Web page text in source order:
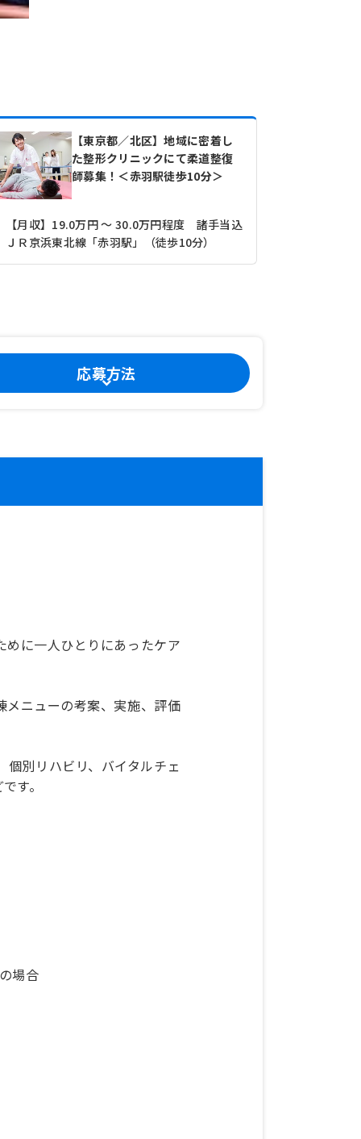
【東京都／北区】地域に密着し
た整形クリニックにて柔道整復
師募集！＜赤羽駅徒歩10分＞
【月収】19.0万円 ～ 30.0万円程度 諸手当込
ＪＲ京浜東北線「赤羽駅」（徒歩10分）
応募方法
に一人ひとりにあったケア
メニューの考案、実施、評価
別リハビリ、バイタルチェ
す。
場合